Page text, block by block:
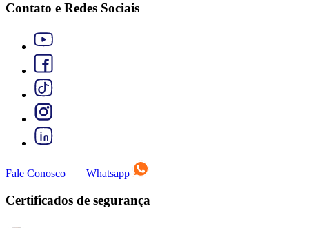
Contato e Redes Sociais
Fale Conosco Whatsapp
Certificados de segurança